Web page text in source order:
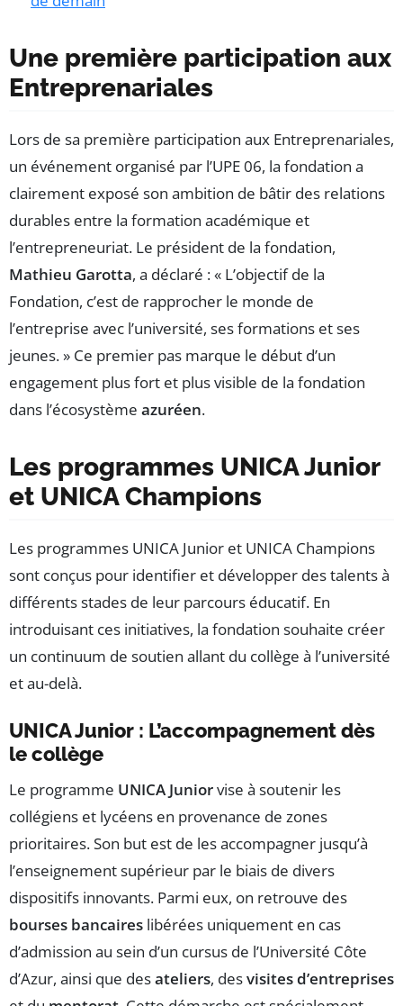
Une première participation aux
Entreprenariales
Lors de sa première participation aux Entreprenariales,
un événement organisé par l’UPE 06, la fondation a
clairement exposé son ambition de bâtir des relations
durables entre la formation académique et
l’entrepreneuriat. Le président de la fondation,
Mathieu Garotta, a déclaré : « L’objectif de la
Fondation, c’est de rapprocher le monde de
l’entreprise avec l’université, ses formations et ses
jeunes. » Ce premier pas marque le début d’un
engagement plus fort et plus visible de la fondation
dans l’écosystème azuréen.
Les programmes UNICA Junior
et UNICA Champions
Les programmes UNICA Junior et UNICA Champions
sont conçus pour identifier et développer des talents à
différents stades de leur parcours éducatif. En
introduisant ces initiatives, la fondation souhaite créer
un continuum de soutien allant du collège à l’université
et au-delà.
UNICA Junior : L’accompagnement dès
le collège
Le programme UNICA Juniorvise à soutenir les
collégiens et lycéens en provenance de zones
prioritaires. Son but est de les accompagner jusqu’à
l’enseignement supérieur par le biais de divers
dispositifs innovants. Parmi eux, on retrouve des
bourses bancaires libérées uniquement en cas
d’admission au sein d’un cursus de l’Université Côte
d’Azur, ainsi que desateliers, desvisites d’entreprises